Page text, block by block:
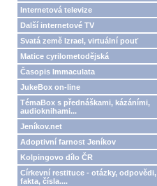
Internetová televize
Další internetové TV
Svatá země Izrael, virtuální pouť
Matice cyrilometodějská
Časopis Immaculata
JukeBox on-line
TémaBox s přednáškami, kázáními,
audioknihami...
Jeníkov.net
Adoptivní farnost Jeníkov
Kolpingovo dílo ČR
Církevní restituce - otázky, odpovědi,
fakta, čísla....